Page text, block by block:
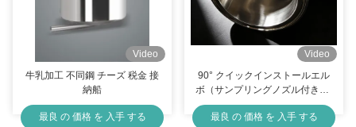
Video
牛乳加工 不同鋼 チーズ 税金 接
納船
最良 の 価格 を 入手 する
Video
90° クイックインストールエル
ボ（サンプリングノズル付き）-
食品グレード、デッドコーナー
フリー設計で清掃が容易
最良 の 価格 を 入手 する